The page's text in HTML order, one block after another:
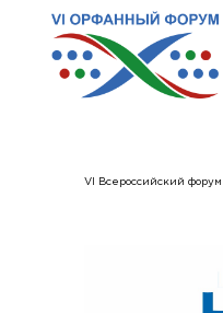
VI Всероссийский